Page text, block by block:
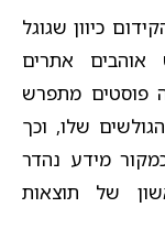
כיוון שגוגל
אתרים
פוסטים מתפרש
שלו, וכך
מידע נהדר
של תוצאות